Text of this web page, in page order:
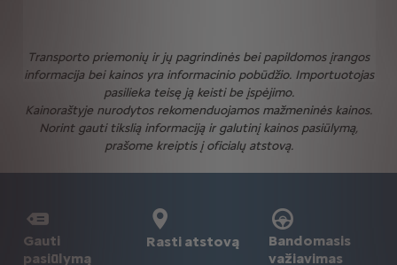
Transporto priemonių ir jų pagrindinės bei papildomos įrangos
informacija bei kainos yra informacinio pobūdžio. Importuotojas
pasilieka teisę ją keisti be įspėjimo.
Kainoraštyje nurodytos rekomenduojamos mažmeninės kainos.
Norint gauti tikslią informaciją ir galutinį kainos pasiūlymą,
prašome kreiptis į oficialų atstovą.
Gauti
pasiūlymą
Rasti atstovą
Bandomasis
važiavimas